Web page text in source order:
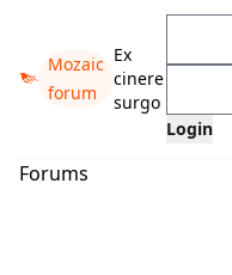
Mozaic
forum
Ex
cinere
surgo
Forums